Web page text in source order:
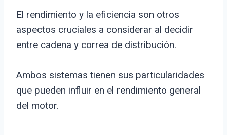
El rendimiento y la eficiencia son otros
aspectos cruciales a considerar al decidir
entre cadena y correa de distribución.
Ambos sistemas tienen sus particularidades
que pueden influir en el rendimiento general
del motor.